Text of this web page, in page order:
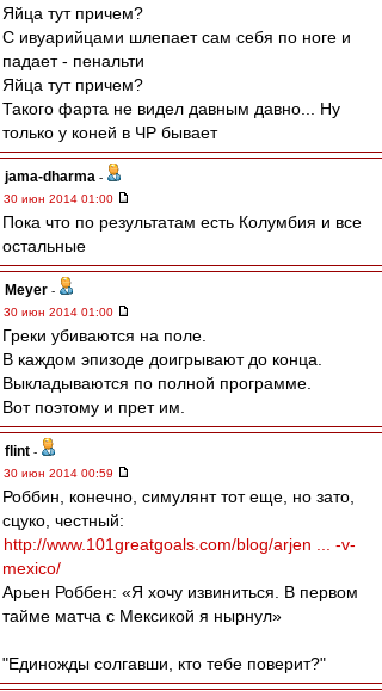
Яйца тут причем?
С ивуарийцами шлепает сам себя по ноге и
падает - пенальти
Яйца тут причем?
Такого фарта не видел давным давно... Ну
только у коней в ЧР бывает
jama-dharma -
30 июн 2014 01:00
Пока что по результатам есть Колумбия и все
остальные
Meyer -
30 июн 2014 01:00
Греки убиваются на поле.
В каждом эпизоде доигрывают до конца.
Выкладываются по полной программе.
Вот поэтому и прет им.
flint -
30 июн 2014 00:59
Роббин, конечно, симулянт тот еще, но зато,
сцуко, честный:
http://www.101greatgoals.com/blog/arjen ... -v-
mexico/
Арьен Роббен: «Я хочу извиниться. В первом
тайме матча с Мексикой я нырнул»
"Единожды солгавши, кто тебе поверит?"